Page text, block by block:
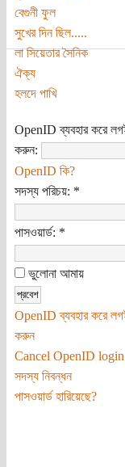
বেগুনী ফুল
সুখের দিন ছিল.....
লা সিয়েতার সৈনিক
ঐক্য
হলদে পাখি
OpenID ব্যবহার করে
করুন:
OpenID কি?
সদস্য পরিচয়: *
পাসওয়ার্ড: *
ভুলোনা আমায়
OpenID ব্যবহার করে
করুন
Cancel OpenID login
সদস্য নিবন্ধন
পাসওয়ার্ড হারিয়েছে?